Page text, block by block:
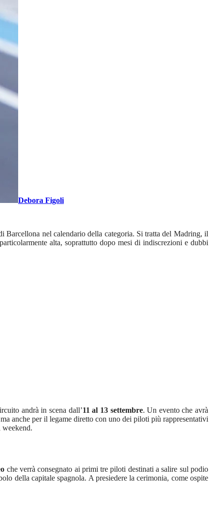
Debora Figoli
Barcellona nel calendario della categoria. Si tratta del Madring, il
alta, soprattutto dopo mesi di indiscrezioni e dubbi
andrà in scena dall’11 al 13 settembre. Un evento che avrà
anche per il legame diretto con uno dei piloti più rappresentativi
che verrà consegnato ai primi tre piloti destinati a salire sul podio
della capitale spagnola. A presiedere la cerimonia, come ospite